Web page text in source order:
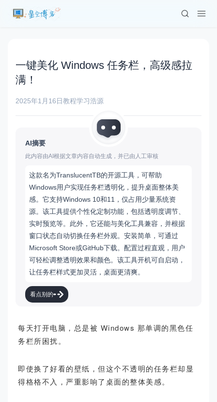
一键美化 Windows 任务栏，高级感拉
满！
2025年1月16日教程学习浩源
AI摘要
此内容由AI根据文章内容自动生成，并已由人工审核
这款名为TranslucentTB的开源工具，可帮助
Windows用户实现任务栏透明化，提升桌面整体美
感。它支持Windows 10和11，仅占用少量系统资
源。该工具提供个性化定制功能，包括透明度调节、
实时预览等。此外，它还能与美化工具兼容，并根据
窗口状态自动切换任务栏外观。安装简单，可通过
Microsoft Store或GitHub下载。配置过程直观，用户
可轻松调整透明效果和颜色。该工具开机可自启动，
让任务栏样式更加灵活，桌面更清爽。
看点别的
每天打开电脑，总是被 Windows 那单调的黑色任
务栏所困扰。
即使换了好看的壁纸，但这个不透明的任务栏却显
得格格不入，严重影响了桌面的整体美感。